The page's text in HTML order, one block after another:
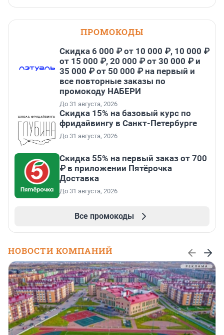
ПРОМОКОДЫ
Скидка 6 000 ₽ от 10 000 ₽, 10 000 ₽
от 15 000 ₽, 20 000 ₽ от 30 000 ₽ и
35 000 ₽ от 50 000 ₽ на первый и
все повторные заказы по
промокоду НАБЕРИ
До 31 августа, 2026
Скидка 15% на базовый курс по
фридайвингу в Санкт-Петербурге
До 31 августа, 2026
Скидка 55% на первый заказ от 700
₽ в приложении Пятёрочка
Доставка
До 31 августа, 2026
Все промокоды
НОВОСТИ КОМПАНИЙ